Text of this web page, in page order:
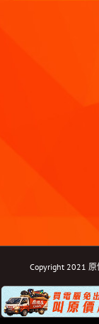
Copyright 2021 原